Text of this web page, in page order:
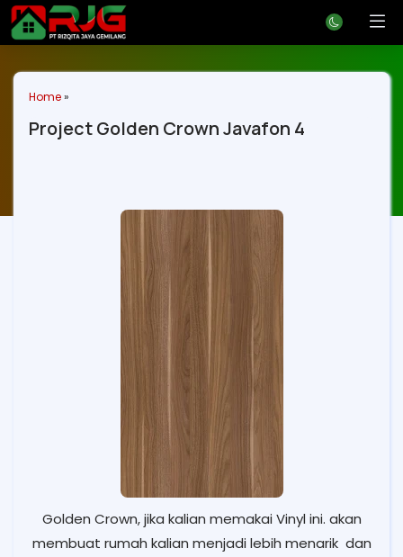
Home»
Project Golden Crown Javafon 4
Golden Crown, jika kalian memakai Vinyl ini. akan
membuat rumah kalian menjadi lebih menarik dan